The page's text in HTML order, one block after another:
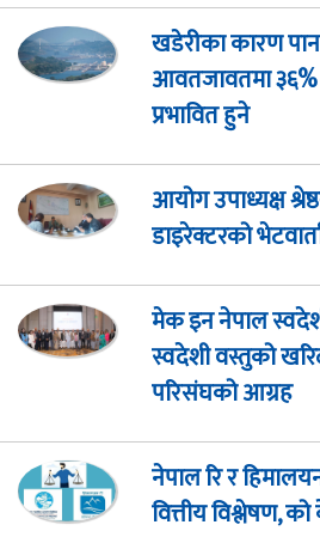
खडेरीका कारण
आवतजावतमा ३६%
प्रभावित हुने
आयोग उपाध्यक्ष
डाइरेक्टरको
मेक इन नेपाल
स्वदेशी वस्तुको
परिसंघको आग्रह
नेपाल रि र
वित्तीय विश्लेषण,